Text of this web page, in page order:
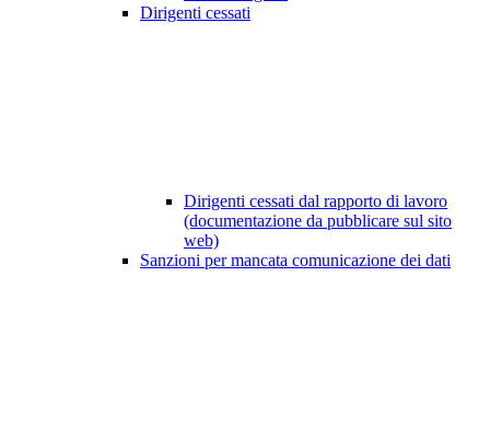
Dirigenti cessati
Dirigenti cessati dal rapporto di lavoro
(documentazione da pubblicare sul sito
web)
Sanzioni per mancata comunicazione dei dati